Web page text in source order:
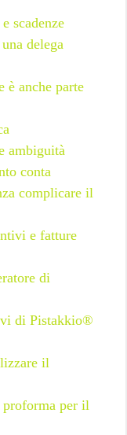
scadenze
delega
è anche parte
ambiguità
conta
complicare il
e fatture
di
di Pistakkio®
il
proforma per il